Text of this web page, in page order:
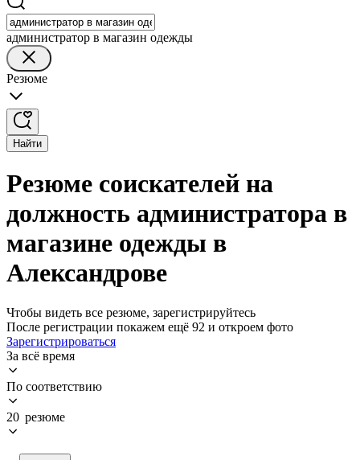
администратор в магазин одежды
Резюме
Найти
Резюме соискателей на
должность администратора в
магазине одежды в
Александрове
Чтобы видеть все резюме, зарегистрируйтесь
После регистрации покажем ещё 92 и откроем фото
Зарегистрироваться
За всё время
По соответствию
20 резюме